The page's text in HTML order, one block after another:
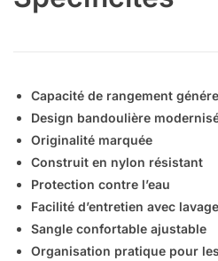
Capacité de rangement
Design bandoulière
Originalité marquée
Construit en nylon résistant
Protection contre l’eau
Facilité d’entretien avec
Sangle confortable ajustable
Organisation pratique pour